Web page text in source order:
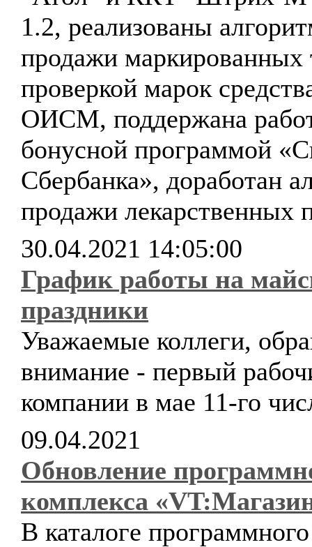
1.2, реализованы
продажи маркированных
проверкой марок
ОИСМ, поддержана
бонусной программой
Сбербанка», доработан
продажи лекарственных
30.04.2021 14:05:00
График работы на
праздники
Уважаемые коллеги,
внимание - первый
компании в мае 11-го
09.04.2021
Обновление
комплекса
В каталоге программного